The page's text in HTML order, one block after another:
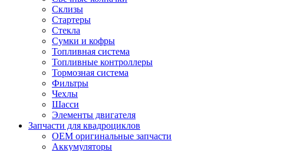
Склизы
Стартеры
Стекла
Сумки и кофры
Топливная система
Топливные контроллеры
Тормозная система
Фильтры
Чехлы
Шасси
Элементы двигателя
Запчасти для квадроциклов
OEM оригинальные запчасти
Аккумуляторы